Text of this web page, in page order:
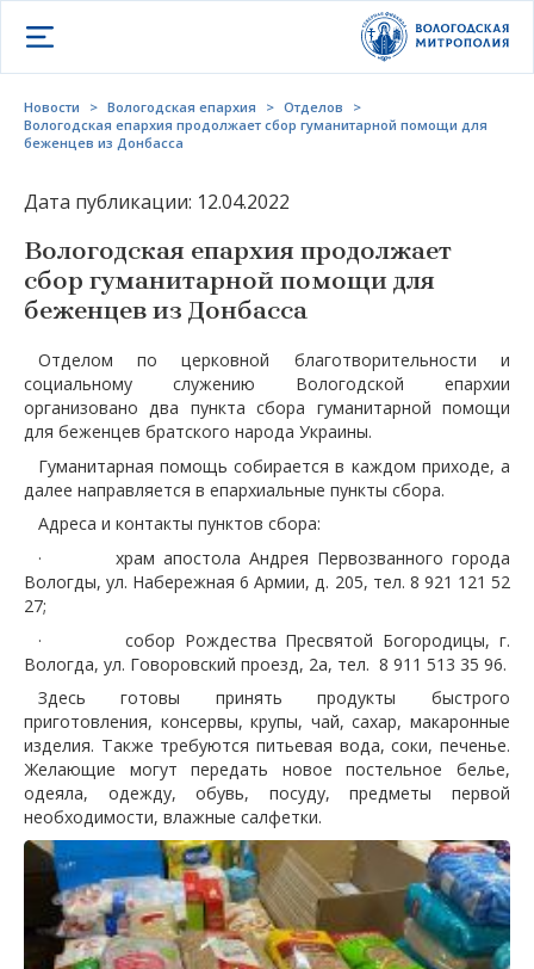
Открыть меню
Новости > Вологодская епархия > Отделов
>
Вологодская епархия продолжает сбор гуманитарной помощи для
беженцев из Донбасса
Дата публикации: 12.04.2022
Вологодская епархия продолжает
сбор гуманитарной помощи для
беженцев из Донбасса
Отделом по церковной благотворительности и
социальному служению Вологодской епархии
организовано два пункта сбора гуманитарной помощи
для беженцев братского народа Украины.
Гуманитарная помощь собирается в каждом приходе, а
далее направляется в епархиальные пункты сбора.
Адреса и контакты пунктов сбора:
· храм апостола Андрея Первозванного города
Вологды, ул. Набережная 6 Армии, д. 205, тел. 8 921 121 52
27;
· собор Рождества Пресвятой Богородицы, г.
Вологда, ул. Говоровский проезд, 2а, тел. 8 911 513 35 96.
Здесь готовы принять продукты быстрого
приготовления, консервы, крупы, чай, сахар, макаронные
изделия. Также требуются питьевая вода, соки, печенье.
Желающие могут передать новое постельное белье,
одеяла, одежду, обувь, посуду, предметы первой
необходимости, влажные салфетки.